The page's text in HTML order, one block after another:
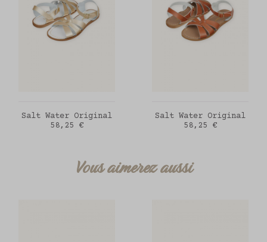
AJOUTER AU PANIER
Salt Water Original
Prix
58,25 €
AJOUTER AU PANIER
Salt Water Original
Prix
58,25 €
Vous aimerez aussi